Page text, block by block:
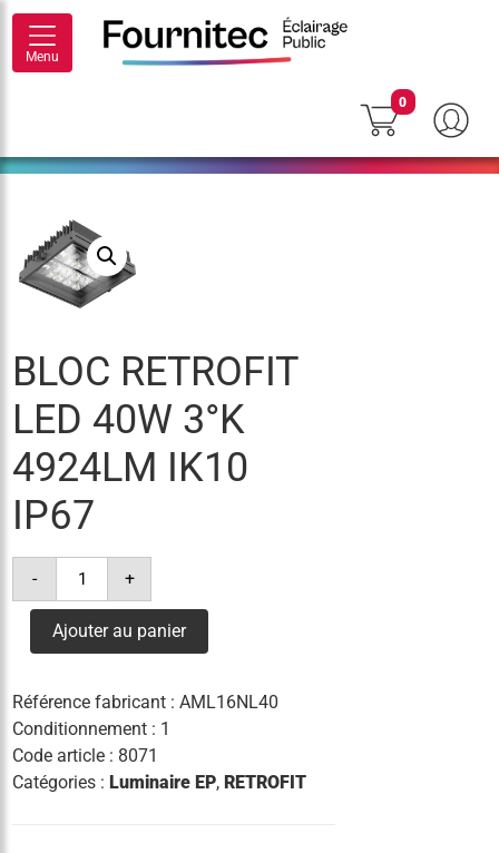
Menu
0
BLOC RETROFIT
LED 40W 3°K
4924LM IK10
IP67
-
quantité
bloc
led
40w
ik10
ip67
+
Ajouter au panier
Référence fabricant :AML16NL40
Conditionnement : 1
Code article : 8071
Catégories : Luminaire EP, RETROFIT